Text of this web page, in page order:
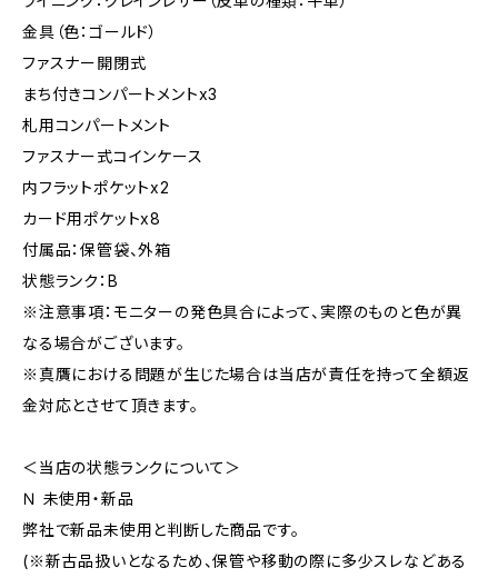
金具（色：ゴールド）
ファスナー開閉式
まち付きコンパートメントx3
札用コンパートメント
ファスナー式コインケース
内フラットポケットx2
カード用ポケットx8
付属品：保管袋、外箱
状態ランク：B
※注意事項：モニターの発色具合によって、実際のものと色が異
なる場合がございます。
※真贋における問題が生じた場合は当店が責任を持って全額返
金対応とさせて頂きます。
＜当店の状態ランクについて＞
Ｎ 未使用・新品
弊社で新品未使用と判断した商品です。
(※新古品扱いとなるため、保管や移動の際に多少スレなどある